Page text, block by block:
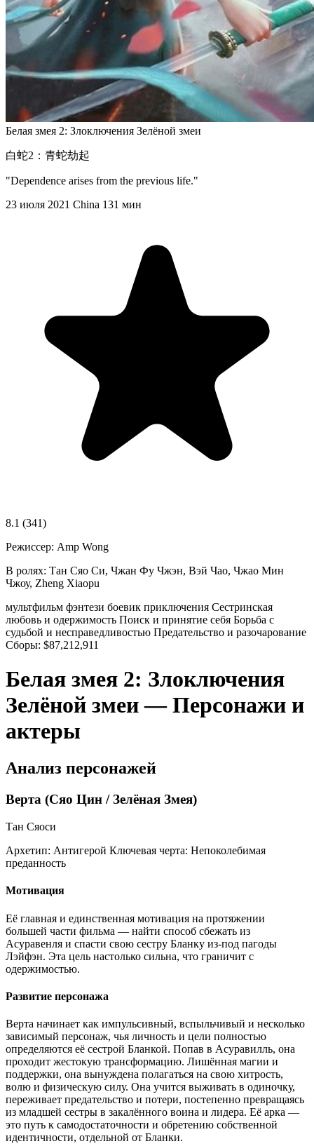
Белая змея 2: Злоключения Зелёной змеи
白蛇2：青蛇劫起
"Dependence arises from the previous life."
23 июля 2021 China 131 мин
8.1 (341)
Режиссер: Amp Wong
В ролях: Тан Сяо Си, Чжан Фу Чжэн, Вэй Чао, Чжао Мин
Чжоу, Zheng Xiaopu
мультфильм фэнтези боевик приключения Сестринская
любовь и одержимость Поиск и принятие себя Борьба с
судьбой и несправедливостью Предательство и разочарование
Сборы: $87,212,911
Белая змея 2: Злоключения
Зелёной змеи — Персонажи и
актеры
Анализ персонажей
Верта (Сяо Цин / Зелёная Змея)
Тан Сяоси
Архетип: Антигерой Ключевая черта: Непоколебимая
преданность
Мотивация
Её главная и единственная мотивация на протяжении
большей части фильма — найти способ сбежать из
Асуравенля и спасти свою сестру Бланку из-под пагоды
Лэйфэн. Эта цель настолько сильна, что граничит с
одержимостью.
Развитие персонажа
Верта начинает как импульсивный, вспыльчивый и несколько
зависимый персонаж, чья личность и цели полностью
определяются её сестрой Бланкой. Попав в Асуравилль, она
проходит жестокую трансформацию. Лишённая магии и
поддержки, она вынуждена полагаться на свою хитрость,
волю и физическую силу. Она учится выживать в одиночку,
переживает предательство и потери, постепенно превращаясь
из младшей сестры в закалённого воина и лидера. Её арка —
это путь к самодостаточности и обретению собственной
идентичности, отдельной от Бланки.